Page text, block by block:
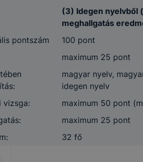
(3) Idegen nyelvből
meghallgatás
pontszám
100 pont
maximum 25 pont
magyar nyelv,
idegen nyelv
vizsga:
maximum 50 pont
maximum 25 pont
32 fő